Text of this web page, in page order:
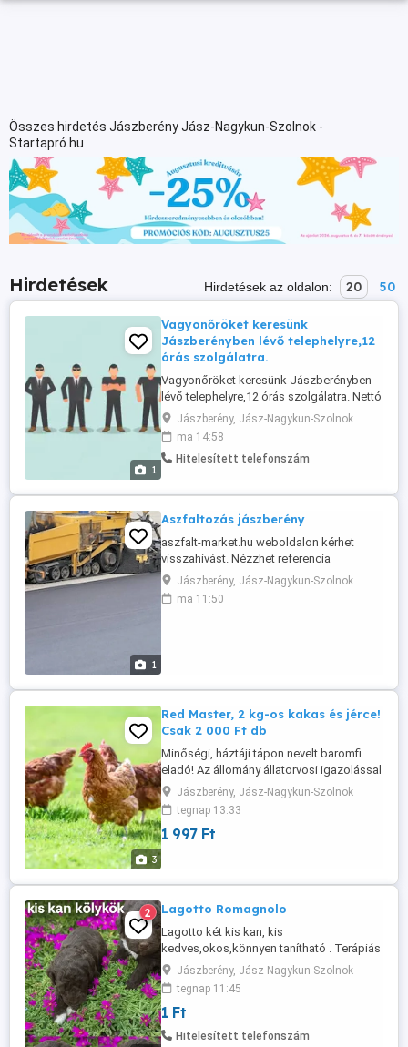
Összes hirdetés Jászberény Jász-Nagykun-Szolnok -
Startapró.hu
Hirdetések Hirdetések az oldalon: 20 50
1
Vagyonőröket keresünk
Jászberényben lévő telephelyre,12
órás szolgálatra.
Vagyonőröket keresünk Jászberényben
lévő telephelyre,12 órás szolgálatra. Nettó
órabér:1350 Ft Beosztás:H-P- 12
órás,Hétvégén 24 . Jelentkezni email-ben :
Jelentkezési lap:
Jászberény, Jász-Nagykun-Szolnok
ma 14:58
Hitelesített telefonszám
1
Aszfaltozás jászberény
aszfalt-market.hu weboldalon kérhet
visszahívást. Nézzhet referencia
munkákat. Telefonon egyeztetett
időpontott kérhet ingyenes felmérés.
Jászberény, Jász-Nagykun-Szolnok
ma 11:50
3
Red Master, 2 kg-os kakas és jérce!
Csak 2 000 Ft db
Minőségi, háztáji tápon nevelt baromfi
eladó! Az állomány állatorvosi igazolással
rendelkezik, mentes minden
baromfibetegségtől. Továbbtartásra,
tojásrakásra vagy étkezési célra kiváló
választás. - Red Master, 2 kg-os kakas és
Jászberény, Jász-Nagykun-Szolnok
tegnap 13:33
1 997 Ft
2 Lagotto Romagnolo
Lagotto két kis kan, kis
kedves,okos,könnyen tanítható . Terápiás
és gomba kereső . Antiallergén szőre van
és nem hull, nem vedlik ! Nagyon szereti a
gyerekeket . A szülők komoly
eredményekkel rendelkeznek. Diszplázia
és genetikai szűréssekkel rendelkeznek !
Jászberény, Jász-Nagykun-Szolnok
tegnap 11:45
1 Ft
Hitelesített telefonszám